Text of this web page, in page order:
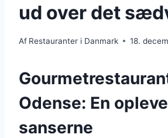
ud over det
Af Restauranter i Danmark 18.
Odense: En
sanserne